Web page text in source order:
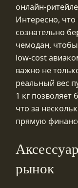
Интересно,
сознательно
чемодан, чтобы
low‑cost
важно не
реальный вес
1 кг позволяет
что за
прямую
рынок